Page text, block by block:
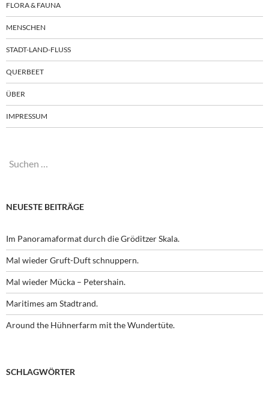
FLORA & FAUNA
MENSCHEN
STADT-LAND-FLUSS
QUERBEET
ÜBER
IMPRESSUM
Suchen
NEUESTE BEITRÄGE
Im Panoramaformat durch die Gröditzer Skala.
Mal wieder Gruft-Duft schnuppern.
Mal wieder Mücka – Petershain.
Maritimes am Stadtrand.
Around the Hühnerfarm mit the Wundertüte.
SCHLAGWÖRTER